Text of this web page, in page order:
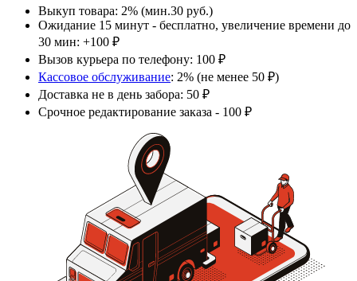
Выкуп товара: 2% (мин.30 руб.)
Ожидание 15 минут - бесплатно, увеличение времени до
30 мин: +100 ₽
Вызов курьера по телефону: 100 ₽
Кассовое обслуживание: 2% (не менее 50 ₽)
Доставка не в день забора: 50 ₽
Срочное редактирование заказа - 100 ₽